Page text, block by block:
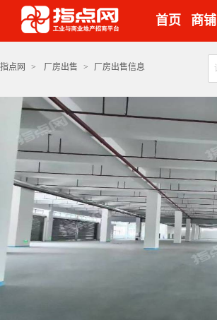
首页 商铺
指点网 > 厂房出售 > 厂房出售信息